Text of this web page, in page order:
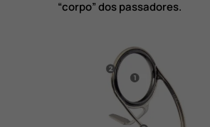
“corpo” dos passadores.